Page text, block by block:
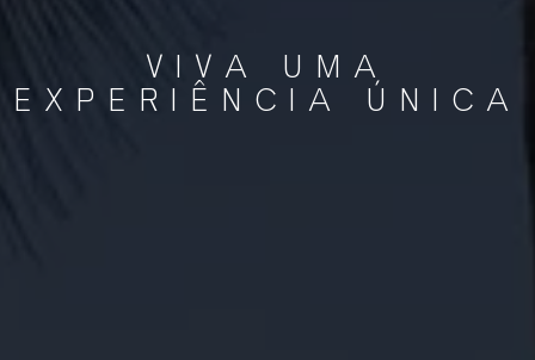
VIVA UMA
EXPERIÊNCIA ÚNICA